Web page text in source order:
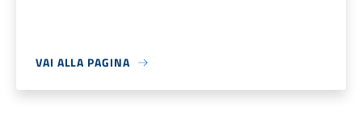
VAI ALLA PAGINA